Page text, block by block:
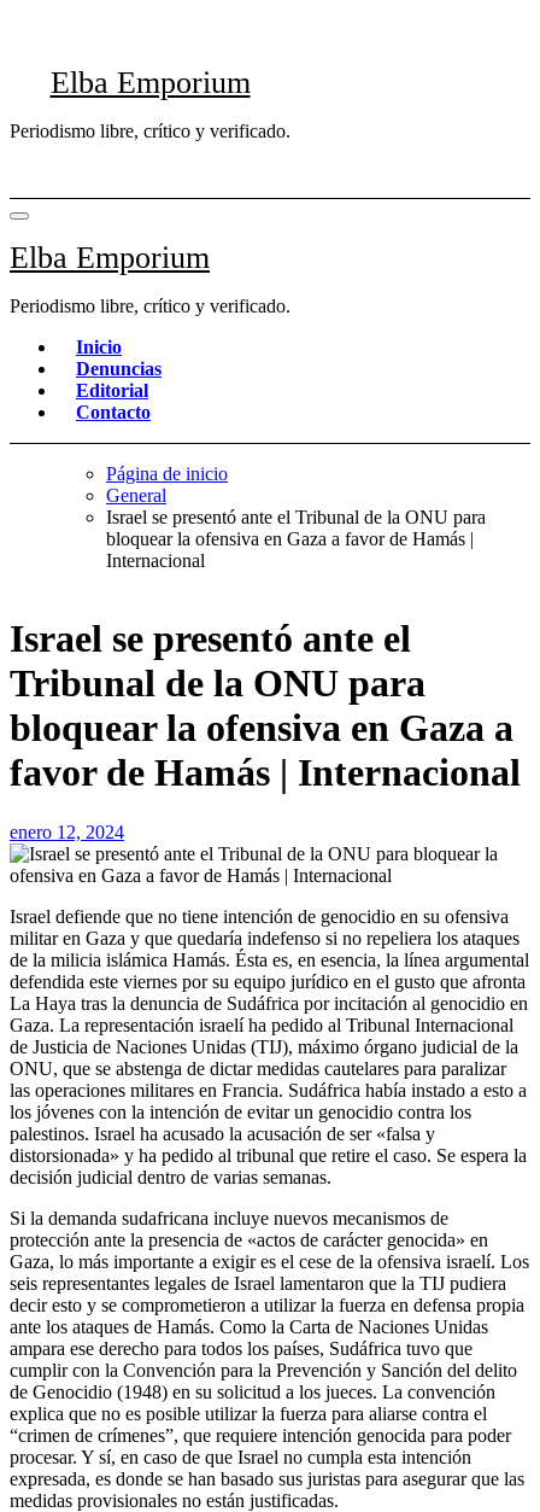
Elba Emporium
Periodismo libre, crítico y verificado.
Elba Emporium
Periodismo libre, crítico y verificado.
Inicio
Denuncias
Editorial
Contacto
Página de inicio
General
Israel se presentó ante el Tribunal de la ONU para
bloquear la ofensiva en Gaza a favor de Hamás |
Internacional
Israel se presentó ante el
Tribunal de la ONU para
bloquear la ofensiva en Gaza a
favor de Hamás | Internacional
enero 12, 2024
Israel defiende que no tiene intención de genocidio en su ofensiva
militar en Gaza y que quedaría indefenso si no repeliera los ataques
de la milicia islámica Hamás. Ésta es, en esencia, la línea argumental
defendida este viernes por su equipo jurídico en el gusto que afronta
La Haya tras la denuncia de Sudáfrica por incitación al genocidio en
Gaza. La representación israelí ha pedido al Tribunal Internacional
de Justicia de Naciones Unidas (TIJ), máximo órgano judicial de la
ONU, que se abstenga de dictar medidas cautelares para paralizar
las operaciones militares en Francia. Sudáfrica había instado a esto a
los jóvenes con la intención de evitar un genocidio contra los
palestinos. Israel ha acusado la acusación de ser «falsa y
distorsionada» y ha pedido al tribunal que retire el caso. Se espera la
decisión judicial dentro de varias semanas.
Si la demanda sudafricana incluye nuevos mecanismos de
protección ante la presencia de «actos de carácter genocida» en
Gaza, lo más importante a exigir es el cese de la ofensiva israelí. Los
seis representantes legales de Israel lamentaron que la TIJ pudiera
decir esto y se comprometieron a utilizar la fuerza en defensa propia
ante los ataques de Hamás. Como la Carta de Naciones Unidas
ampara ese derecho para todos los países, Sudáfrica tuvo que
cumplir con la Convención para la Prevención y Sanción del delito
de Genocidio (1948) en su solicitud a los jueces. La convención
explica que no es posible utilizar la fuerza para aliarse contra el
“crimen de crímenes”, que requiere intención genocida para poder
procesar. Y sí, en caso de que Israel no cumpla esta intención
expresada, es donde se han basado sus juristas para asegurar que las
medidas provisionales no están justificadas.